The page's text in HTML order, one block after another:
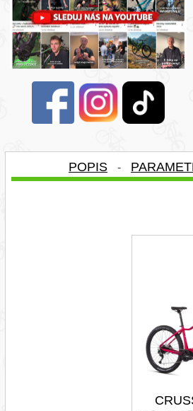
POPIS -